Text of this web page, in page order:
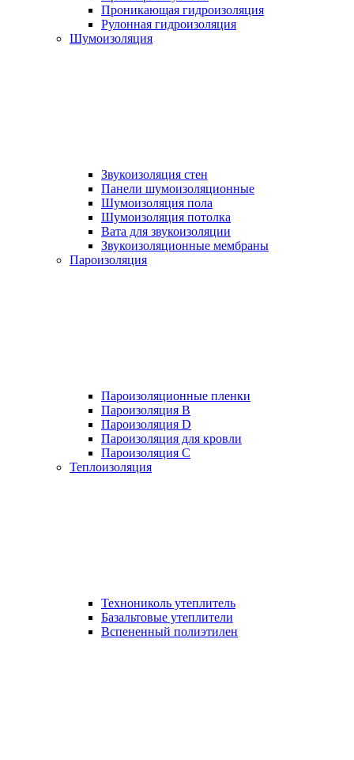
Проникающая гидроизоляция
Рулонная гидроизоляция
Шумоизоляция
Звукоизоляция стен
Панели шумоизоляционные
Шумоизоляция пола
Шумоизоляция потолка
Вата для звукоизоляции
Звукоизоляционные мембраны
Пароизоляция
Пароизоляционные пленки
Пароизоляция B
Пароизоляция D
Пароизоляция для кровли
Пароизоляция С
Теплоизоляция
Технониколь утеплитель
Базальтовые утеплители
Вспененный полиэтилен